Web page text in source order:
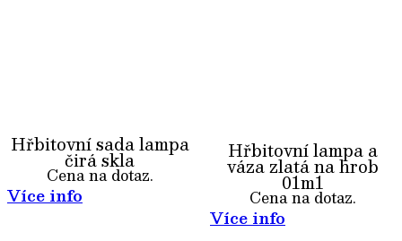
Hřbitovní sada lampa
čirá skla
Cena na dotaz.
Více info
Hřbitovní lampa a
váza zlatá na hrob
01m1
Cena na dotaz.
Více info